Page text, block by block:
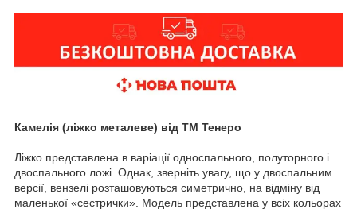
Камелія (ліжко металеве) від ТМ Тенеро
Ліжко представлена в варіації односпального, полуторного і
двоспального ложі. Однак, зверніть увагу, що у двоспальним
версії, вензелі розташовуються симетрично, на відміну від
маленької «сестрички». Модель представлена у всіх кольорах